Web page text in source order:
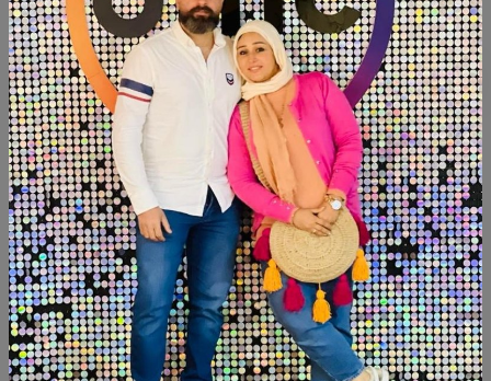
أضف الى السلة أشتري الآن
شارك:
وصف
التقييمات (0)
Available within 6weeks
Beechwood